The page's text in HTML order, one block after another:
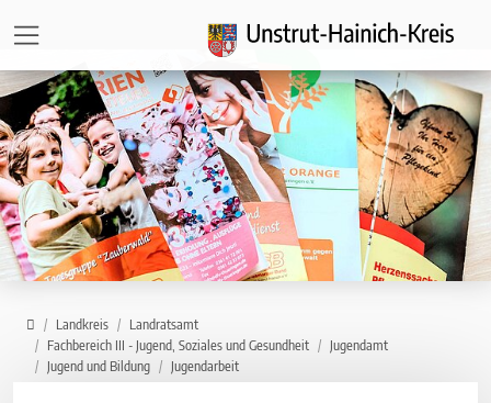
HomeLandkreis
Landratsamt
Fachbereich III - Jugend, Soziales und Gesundheit
Jugendamt
Jugend und Bildung
Jugendarbeit